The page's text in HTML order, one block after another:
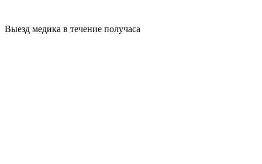
Выезд медика в течение получаса